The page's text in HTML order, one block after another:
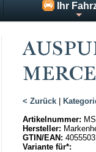
Ihr
< Zurück|
Artikelnummer:
Hersteller:
GTIN/EAN:
Variante für*: